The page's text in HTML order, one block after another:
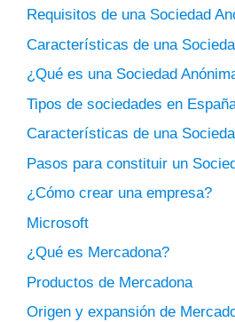
Requisitos de una Sociedad
Características de una
¿Qué es una Sociedad
Tipos de sociedades en
Características de una
Pasos para constituir un
¿Cómo crear una empresa?
Microsoft
¿Qué es Mercadona?
Productos de Mercadona
Origen y expansión de